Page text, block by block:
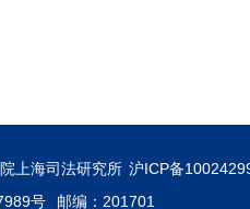
上海司法研究所 沪ICP备
号
邮编：201701